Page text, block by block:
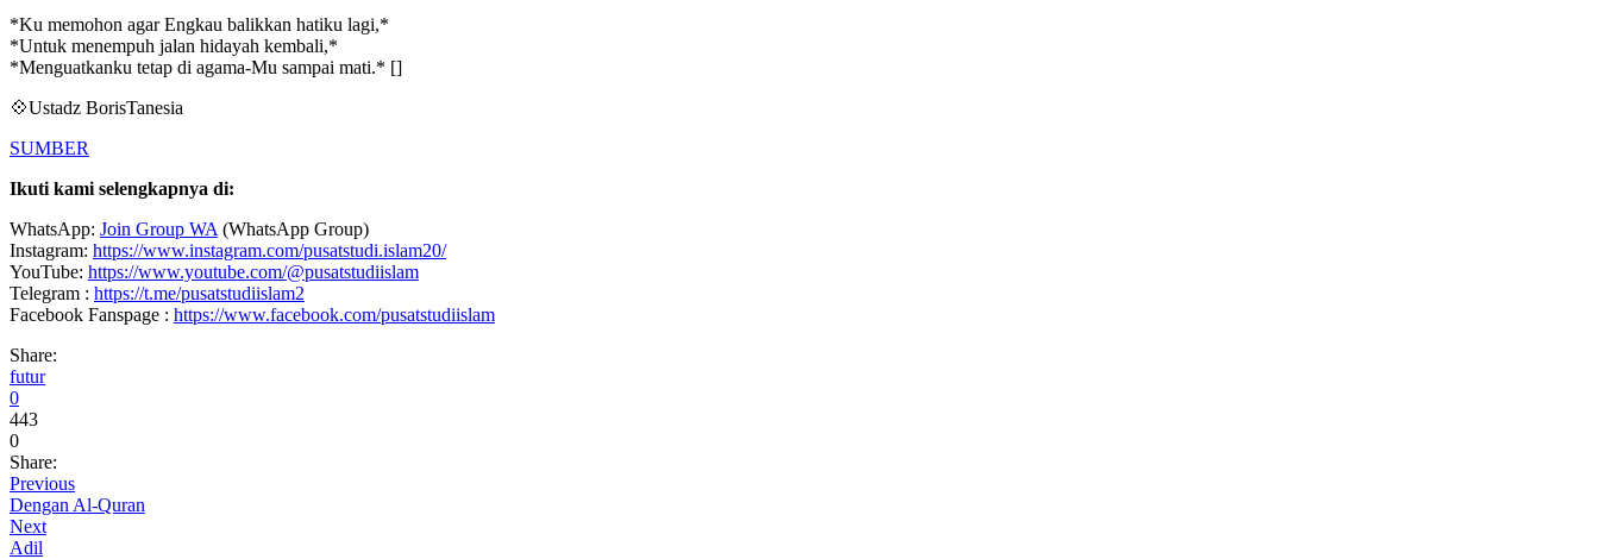
*Ku memohon agar Engkau balikkan hatiku lagi,*
*Untuk menempuh jalan hidayah kembali,*
*Menguatkanku tetap di agama-Mu sampai mati.* []
💠Ustadz BorisTanesia
SUMBER
Ikuti kami selengkapnya di:
WhatsApp: Join Group WA (WhatsApp Group)
Instagram: https://www.instagram.com/pusatstudi.islam20/
YouTube: https://www.youtube.com/@pusatstudiislam
Telegram : https://t.me/pusatstudiislam2
Facebook Fanspage : https://www.facebook.com/pusatstudiislam
Share:
futur
0
443
0
Share:
Previous
Dengan Al-Quran
Next
Adil